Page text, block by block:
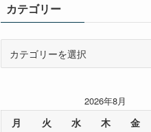
カテゴリー
ー
2026年8月
月 火 水 木 金